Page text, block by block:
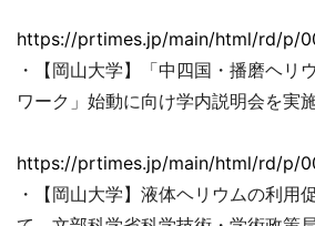
https://prtimes.jp/main/html/rd/p/
・【岡山大学】「中四国・播磨ヘリ
ワーク」始動に向け学内説明会を実
https://prtimes.jp/main/html/rd/p/
・【岡山大学】液体ヘリウムの利用